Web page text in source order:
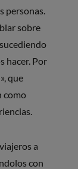
personas.
sobre
hacer. Por
que
como
a
con